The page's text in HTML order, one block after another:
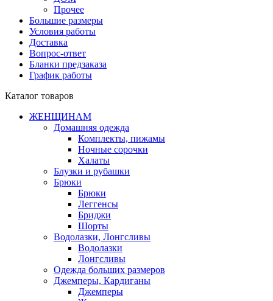
Прочее
Большие размеры
Условия работы
Доставка
Вопрос-ответ
Бланки предзаказа
График работы
Каталог товаров
ЖЕНЩИНАМ
Домашняя одежда
Комплекты, пижамы
Ночные сорочки
Халаты
Блузки и рубашки
Брюки
Брюки
Леггенсы
Бриджи
Шорты
Водолазки, Лонгсливы
Водолазки
Лонгсливы
Одежда больших размеров
Джемперы, Кардиганы
Джемперы